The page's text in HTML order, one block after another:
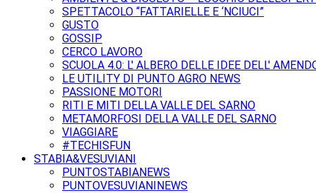
SPETTACOLO “FATTARIELLE E ‘NCIUCI”
GUSTO
GOSSIP
CERCO LAVORO
SCUOLA 4.0: L' ALBERO DELLE IDEE DELL'
LE UTILITY DI PUNTO AGRO NEWS
PASSIONE MOTORI
RITI E MITI DELLA VALLE DEL SARNO
METAMORFOSI DELLA VALLE DEL SARNO
VIAGGIARE
#TECHISFUN
STABIA&VESUVIANI
PUNTOSTABIANEWS
PUNTOVESUVIANINEWS